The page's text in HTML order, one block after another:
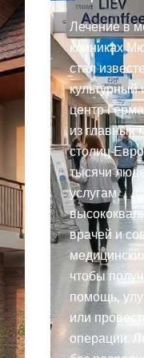
Лечение в
клиниках
стал
культурный
центр
из главных
столиц
тысячи
услугам
врачей и
чтобы
помощь,
или
операции.